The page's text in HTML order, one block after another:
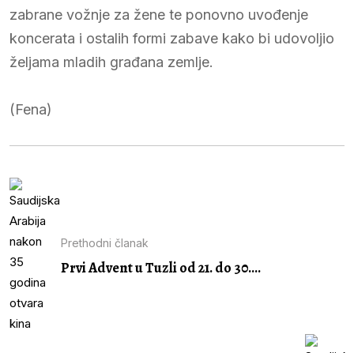
zabrane vožnje za žene te ponovno uvođenje
koncerata i ostalih formi zabave kako bi udovoljio
željama mladih građana zemlje.
(Fena)
Prethodni članak
Prvi Advent u Tuzli od 21. do 30....